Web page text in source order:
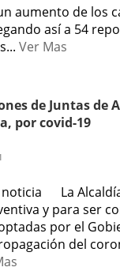
aumento de los
así a 54
Ver Mas
de Juntas de
por covid-19
noticia La
y para ser
por el
del